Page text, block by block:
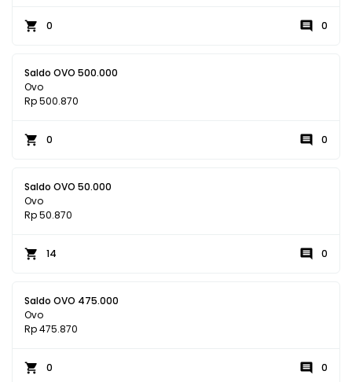
0 0
Saldo OVO 500.000
Ovo
Rp 500.870
0 0
Saldo OVO 50.000
Ovo
Rp 50.870
14 0
Saldo OVO 475.000
Ovo
Rp 475.870
0 0